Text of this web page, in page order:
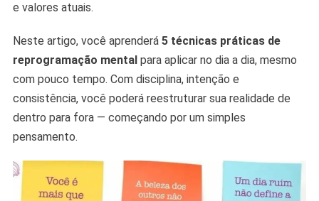
e valores atuais.
Neste artigo, você aprenderá 5 técnicas práticas de
reprogramação mental para aplicar no dia a dia, mesmo
com pouco tempo. Com disciplina, intenção e
consistência, você poderá reestruturar sua realidade de
dentro para fora — começando por um simples
pensamento.